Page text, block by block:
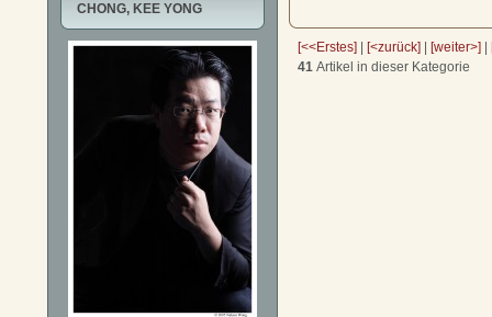
CHONG, KEE YONG
[<<Erstes] | [<zurück] | [weiter>] |
41 Artikel in dieser Kategorie